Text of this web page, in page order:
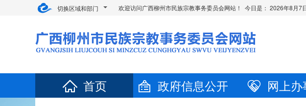
切换区域和部门 欢迎访问广西柳州市民族宗教事务委员会网站！ 今日是： 2026年8月
首页 政府信息公开 网上办